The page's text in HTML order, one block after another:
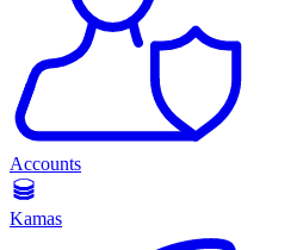
Accounts
Kamas